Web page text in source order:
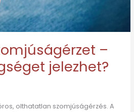
–
jelezhet?
olthatatlan szomjúságérzés. A